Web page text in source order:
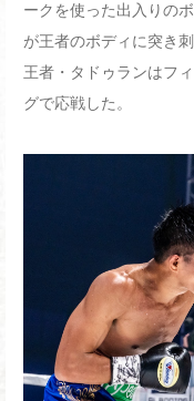
ークを使った出入りの
が王者のボディに突き
王者・タドゥランはフ
グで応戦した。